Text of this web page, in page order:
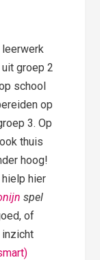
leerwerk
groep 2
school
op
3. Op
thuis
hoog!
hier
spel
of